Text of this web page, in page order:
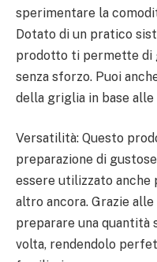
sperimentare la
Dotato di un pratico
prodotto ti permette di
senza sforzo. Puoi
della griglia in base
Versatilità: Questo
preparazione di
essere utilizzato
altro ancora. Grazie
preparare una quantità
volta, rendendolo